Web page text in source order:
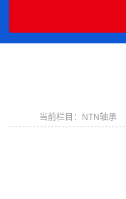
当前栏目：NTN轴承